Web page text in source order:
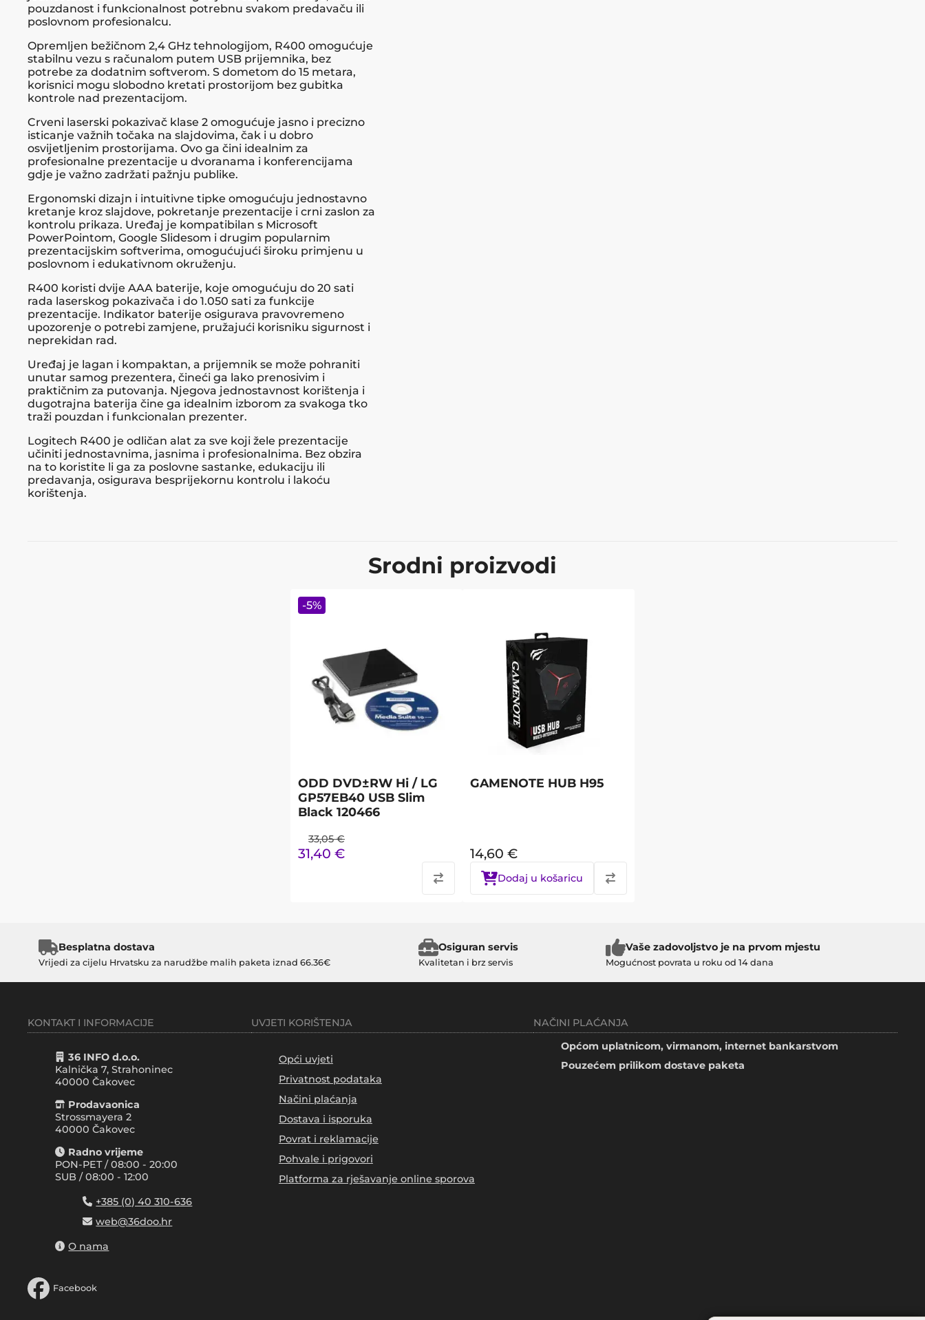
pouzdanost i funkcionalnost potrebnu svakom predavaču ili
poslovnom profesionalcu.
Opremljen bežičnom 2,4 GHz tehnologijom, R400 omogućuje
stabilnu vezu s računalom putem USB prijemnika, bez
potrebe za dodatnim softverom. S dometom do 15 metara,
korisnici mogu slobodno kretati prostorijom bez gubitka
kontrole nad prezentacijom.
Crveni laserski pokazivač klase 2 omogućuje jasno i precizno
isticanje važnih točaka na slajdovima, čak i u dobro
osvijetljenim prostorijama. Ovo ga čini idealnim za
profesionalne prezentacije u dvoranama i konferencijama
gdje je važno zadržati pažnju publike.
Ergonomski dizajn i intuitivne tipke omogućuju jednostavno
kretanje kroz slajdove, pokretanje prezentacije i crni zaslon za
kontrolu prikaza. Uređaj je kompatibilan s Microsoft
PowerPointom, Google Slidesom i drugim popularnim
prezentacijskim softverima, omogućujući široku primjenu u
poslovnom i edukativnom okruženju.
R400 koristi dvije AAA baterije, koje omogućuju do 20 sati
rada laserskog pokazivača i do 1.050 sati za funkcije
prezentacije. Indikator baterije osigurava pravovremeno
upozorenje o potrebi zamjene, pružajući korisniku sigurnost i
neprekidan rad.
Uređaj je lagan i kompaktan, a prijemnik se može pohraniti
unutar samog prezentera, čineći ga lako prenosivim i
praktičnim za putovanja. Njegova jednostavnost korištenja i
dugotrajna baterija čine ga idealnim izborom za svakoga tko
traži pouzdan i funkcionalan prezenter.
Logitech R400 je odličan alat za sve koji žele prezentacije
učiniti jednostavnima, jasnima i profesionalnima. Bez obzira
na to koristite li ga za poslovne sastanke, edukaciju ili
predavanja, osigurava besprijekornu kontrolu i lakoću
korištenja.
Srodni proizvodi
ODD DVD±RW Hi / LG
GP57EB40 USB Slim
Black 120466
33,05 €
31,40 €
-5%
GAMENOTE HUB H95
14,60 €
Dodaj u košaricu
Besplatna dostava
Vrijedi za cijelu Hrvatsku za narudžbe malih paketa iznad 66.36€
Osiguran servis
Kvalitetan i brz servis
Vaše zadovoljstvo je na prvom mjestu
Mogućnost povrata u roku od 14 dana
KONTAKT I INFORMACIJE
36 INFO d.o.o.
Kalnička 7, Strahoninec
40000 Čakovec
Prodavaonica
Strossmayera 2
40000 Čakovec
Radno vrijeme
PON-PET / 08:00 - 20:00
SUB / 08:00 - 12:00
+385 (0) 40 310-636
web@36doo.hr
O nama
Facebook
UVJETI KORIŠTENJA
Opći uvjeti
Privatnost podataka
Načini plaćanja
Dostava i isporuka
Povrat i reklamacije
Pohvale i prigovori
Platforma za rješavanje online sporova
NAČINI PLAĆANJA
Općom uplatnicom, virmanom, internet bankarstvom
Pouzećem prilikom dostave paketa